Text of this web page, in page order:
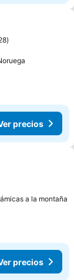
precios
a la montaña
precios